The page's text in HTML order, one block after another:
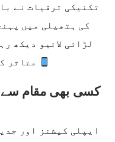
تکنیکی ترقیات نے
کی ہتھیلی میں
لڑائی لائیو دیکھ
کسی بھی مقام سے
ایپلی کیشنز اور